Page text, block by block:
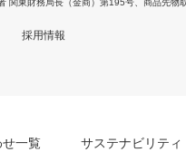
関東財務局長（金商）第195号、商品先物
採用情報
せ一覧 サステナビリティ